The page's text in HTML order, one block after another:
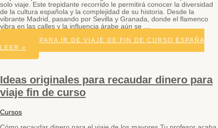
solo viaje. Este trepidante recorrido le permitirá conocer la diversidad
de la cultura española y la complejidad de su historia. Desde la
vibrante Madrid, pasando por Sevilla y Granada, donde el flamenco
vibra en las calles y la influencia árabe aún se …
SITIOS PARA IR DE VIAJE DE FIN DE CURSO ESPAÑA
LEER »
Ideas originales para recaudar dinero para
viaje fin de curso
Cursos